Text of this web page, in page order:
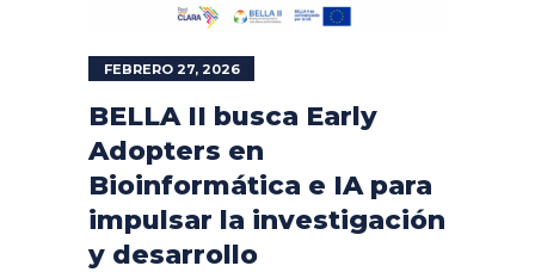
FEBRERO 27, 2026
BELLA II busca Early
Adopters en
Bioinformática e IA para
impulsar la investigación
y desarrollo